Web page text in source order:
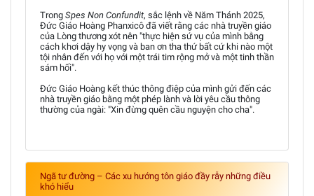
Trong Spes Non Confundit, sắc lệnh về Năm Thánh 2025,
Đức Giáo Hoàng Phanxicô đã viết rằng các nhà truyền giáo
của Lòng thương xót nên "thực hiện sứ vụ của mình bằng
cách khơi dậy hy vọng và ban ơn tha thứ bất cứ khi nào một
tội nhân đến với họ với một trái tim rộng mở và một tinh thần
sám hối".
Đức Giáo Hoàng kết thúc thông điệp của mình gửi đến các
nhà truyền giáo bằng một phép lành và lời yêu cầu thông
thường của ngài: "Xin đừng quên cầu nguyện cho cha".
Ngã tư đường – Các xu hướng tôn giáo đầy rẫy những điều
khó hiểu